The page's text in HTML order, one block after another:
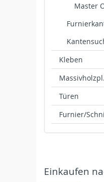
Master
Kleben
Türen
Furnier/
Einkaufen